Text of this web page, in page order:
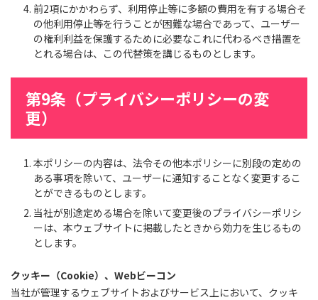
前2項にかかわらず、利用停止等に多額の費用を有する場合そ
の他利用停止等を行うことが困難な場合であって、ユーザー
の権利利益を保護するために必要なこれに代わるべき措置を
とれる場合は、この代替策を講じるものとします。
第9条（プライバシーポリシーの変
更）
本ポリシーの内容は、法令その他本ポリシーに別段の定めの
ある事項を除いて、ユーザーに通知することなく変更するこ
とができるものとします。
当社が別途定める場合を除いて変更後のプライバシーポリシ
ーは、本ウェブサイトに掲載したときから効力を生じるもの
とします。
クッキー（Cookie）、Webビーコン
当社が管理するウェブサイトおよびサービス上において、クッキ